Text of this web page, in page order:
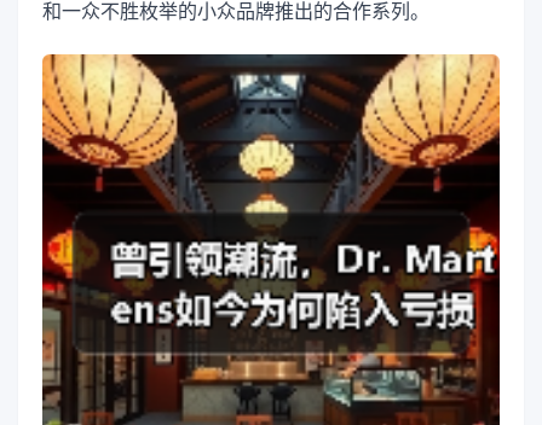
和一众不胜枚举的小众品牌推出的合作系列。